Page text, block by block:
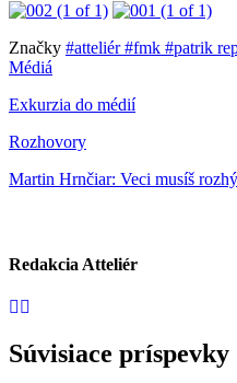
Značky #atteliér#fmk #patrik
Médiá
Exkurzia do médií
Rozhovory
Martin Hrnčiar: Veci musíš
Redakcia Atteliér
Súvisiace príspevky